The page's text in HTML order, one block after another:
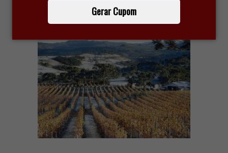
Gerar Cupom
CATARINA
8 de dezembro de 2023